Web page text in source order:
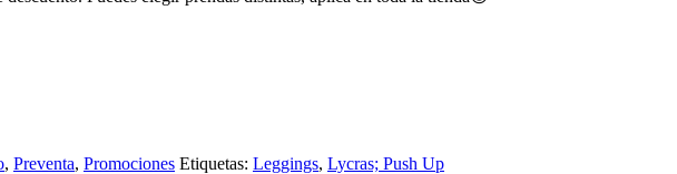
, Preventa, Promociones Etiquetas: Leggings, Lycras; Push Up